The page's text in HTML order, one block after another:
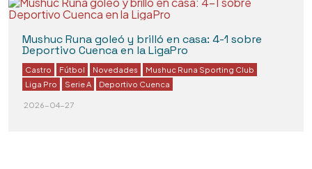
Mushuc Runa goleó y brilló en casa: 4-1 sobre
Deportivo Cuenca en la LigaPro
Castro Fútbol Novedades
Mushuc Runa Sporting Club
Liga Pro
Serie A Deportivo Cuenca
2026-04-27